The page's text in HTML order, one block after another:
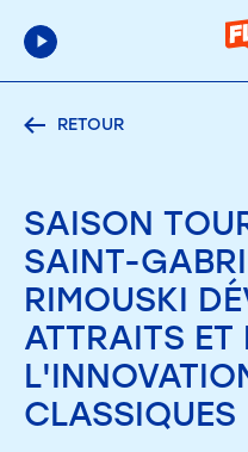
RETOUR
SAISON
SAINT-
RIMOUSKI
ATTRAITS ET
CLASSIQUES